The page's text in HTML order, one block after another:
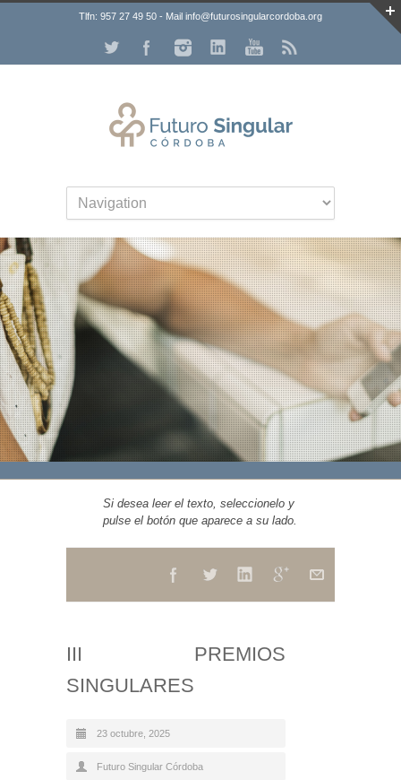
Tlfn: 957 27 49 50 - Mail info@futurosingularcordoba.org
Si desea leer el texto, seleccionelo y
pulse el botón que aparece a su lado.
III PREMIOS
SINGULARES
23 octubre, 2025
Futuro Singular Córdoba